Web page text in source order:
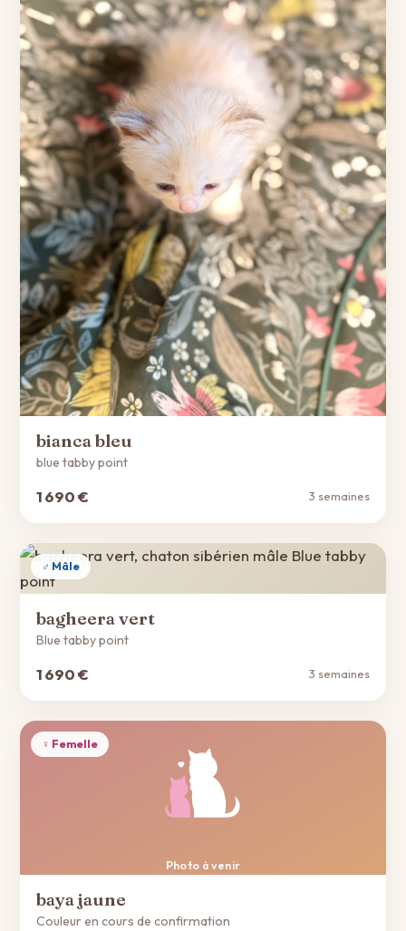
bianca bleu
blue tabby point
1 690 € 3 semaines
♂ Mâle
bagheera vert
Blue tabby point
1 690 € 3 semaines
Photo à venir
♀ Femelle
baya jaune
Couleur en cours de confirmation